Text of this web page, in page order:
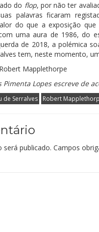
do flop, por não ter
palavras ficaram
do que a exposição
uma aura de 1986, do
de 2018, a polémica
tem, neste momento,
Mapplethorpe
Lopes escreve de
de Serralves Robert
será publicado. Campos